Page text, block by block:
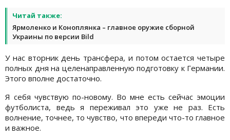
Читай также:
Ярмоленко и Коноплянка – главное оружие сборной
Украины по версии Bild
У нас вторник день трансфера, и потом остается четыре
полных дня на целенаправленную подготовку к Германии.
Этого вполне достаточно.
Я себя чувствую по-новому. Во мне есть сейчас эмоции
футболиста, ведь я переживал это уже не раз. Есть
волнение, точнее, то чувство, что впереди что-то главное
и важное.